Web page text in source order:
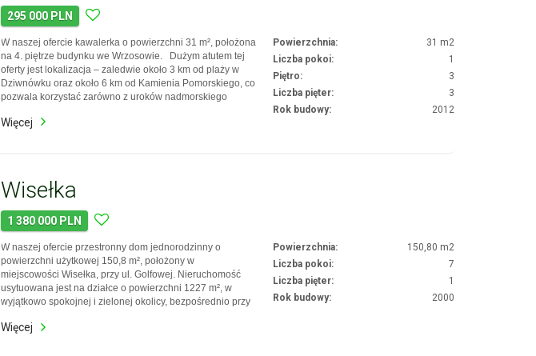
295 000 PLN
W naszej ofercie kawalerka o powierzchni 31 m², położona
na 4. piętrze budynku we Wrzosowie. Dużym atutem tej
oferty jest lokalizacja – zaledwie około 3 km od plaży w
Dziwnówku oraz około 6 km od Kamienia Pomorskiego, co
pozwala korzystać zarówno z uroków nadmorskiego
do skorzystania z wirtualnego spaceru, który w…
Powierzchnia:
31 m2
Liczba pokoi:
1
Piętro:
3
Liczba pięter:
3
Rok budowy:
2012
Więcej
Wisełka
1 380 000 PLN
W naszej ofercie przestronny dom jednorodzinny o
powierzchni użytkowej 150,8 m², położony w
miejscowości Wisełka, przy ul. Golfowej. Nieruchomość
usytuowana jest na działce o powierzchni 1227 m², w
wyjątkowo spokojnej i zielonej okolicy, bezpośrednio przy
do zamieszkania i stanowi bardzo dobrą propozycję dla
Powierzchnia:
150,80 m2
Liczba pokoi:
7
Liczba pięter:
1
Rok budowy:
2000
Więcej